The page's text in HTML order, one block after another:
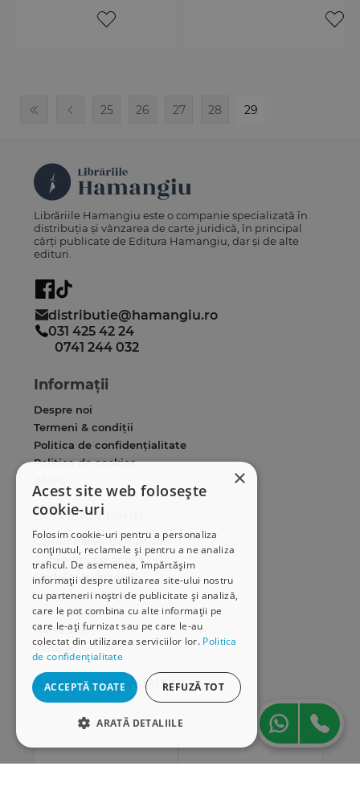
25 26 27 28 29
×
Acest site web folosește
cookie-uri
Folosim cookie-uri pentru a personaliza
conținutul, reclamele și pentru a ne analiza
traficul. De asemenea, împărtășim
informații despre utilizarea site-ului nostru
cu partenerii noștri de publicitate și analiză,
care le pot combina cu alte informații pe
care le-ați furnizat sau pe care le-au
colectat din utilizarea serviciilor lor. Politica
de confidențialitate
ACCEPTĂ TOATE REFUZĂ TOT
ARATĂ DETALIILE
Librăriile Hamangiu este o companie specializată în
distribuția și vânzarea de carte juridică, în principal
cărți publicate de Editura Hamangiu, dar și de alte
edituri.
distributie@hamangiu.ro
031 425 42 24
0741 244 032
Informații
Despre noi
Termeni & condiții
Politica de confidențialitate
Politica de cookies
Serviciu clienți
Comunitatea Hamangiu
Cum comand online
Modalități de plată
Livrarea produselor
SEAP/SICAP
Hartă site
Cariere
Abonare newsletter